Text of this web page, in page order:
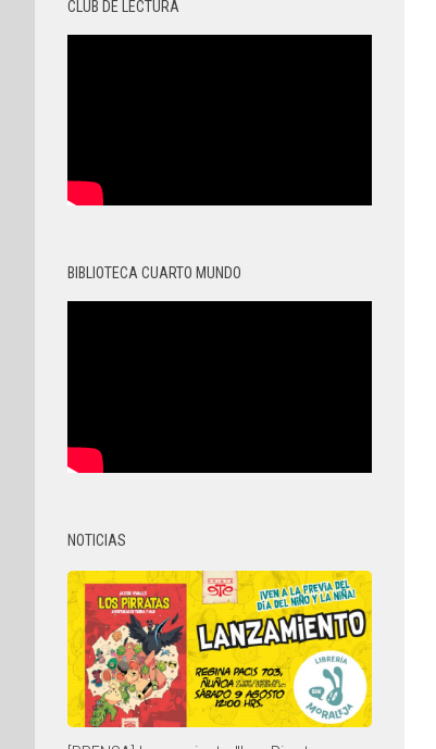
CLUB DE LECTURA
BIBLIOTECA CUARTO MUNDO
NOTICIAS